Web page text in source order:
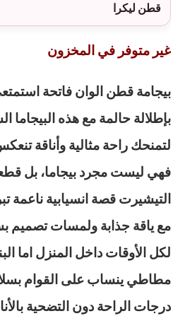
قطن ليكرا
غير متوفر في المخزون
بيجامة قطن الوان فاتحة
بإطلالة حالمة مع هذه
لتمنحك راحة مثالية وأناقة
فهي ليست مجرد بيجاما، بل
التيشيرت قصة انسيابية ناعمة
مع ياقة جذابة ولمسات تصميم
لكل الأوقات داخل المنزل اما
مطاطي ينساب على القوام
درجات الراحة دون التضحية